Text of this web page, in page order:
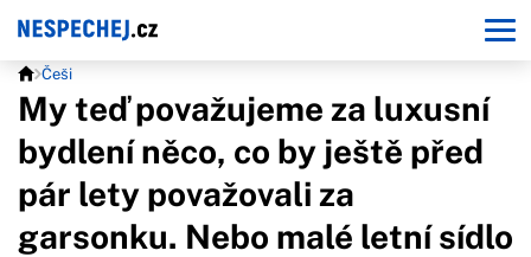
Češi
My teď považujeme za luxusní
bydlení něco, co by ještě před
pár lety považovali za
garsonku. Nebo malé letní sídlo